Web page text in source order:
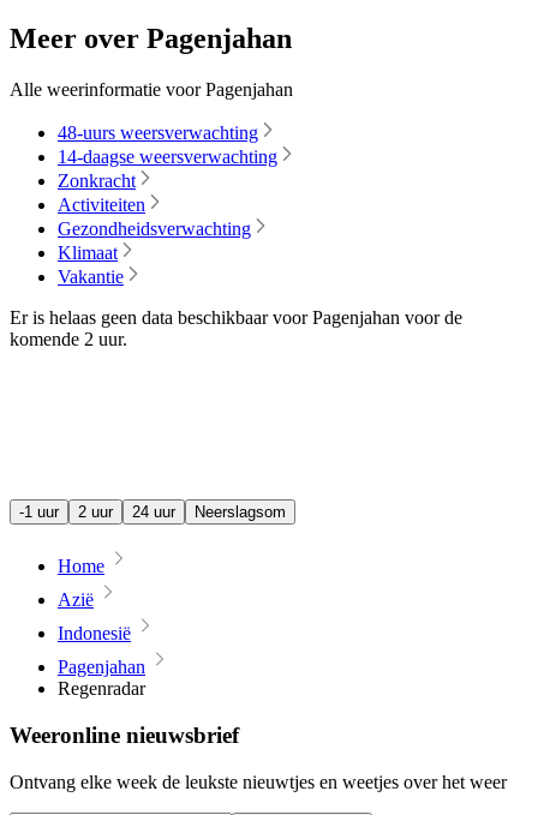
Meer over Pagenjahan
Alle weerinformatie voor Pagenjahan
48-uurs weersverwachting
14-daagse weersverwachting
Zonkracht
Activiteiten
Gezondheidsverwachting
Klimaat
Vakantie
Er is helaas geen data beschikbaar voor Pagenjahan voor de
komende 2 uur.
-1 uur 2 uur 24 uur Neerslagsom
Home
Azië
Indonesië
Pagenjahan
Regenradar
Weeronline nieuwsbrief
Ontvang elke week de leukste nieuwtjes en weetjes over het weer